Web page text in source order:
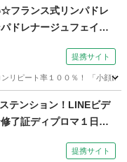
フランス式リンパドレ
ドレナージュフェイシ
葉・柏校）
提携サイト
リピート率１００％！ 「小顔に
テンション！LINEビデ
了証ディプロマ１日完
提携サイト